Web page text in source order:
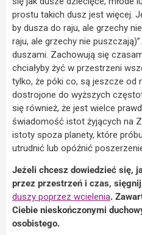
prostu takich dusz jest więcej.
by dusza do raju, ale grzechy
raju, ale grzechy nie
duszami. Zachowują się
chciałyby żyć w przestrzeni
tylko, że póki co, są jeszcze od
dostrojone do wyższych
się również, że jest wielce
świadomość istot żyjących na
istoty spoza planety, które
utrudnić lub opóźnić
Jeżeli chcesz dowiedzieć się,
przez przestrzeń i czas,
duszy poprzez wcielenia.
Ciebie nieskończonymi
osobistego.